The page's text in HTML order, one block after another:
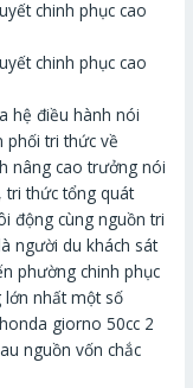
hệ điều hành nói
phối tri thức về
nâng cao trưởng nói
tri thức tổng quát
động cùng nguồn tri
người du khách sát
phường chinh phục
lớn nhất một số
giorno 50cc 2
nguồn vốn chắc